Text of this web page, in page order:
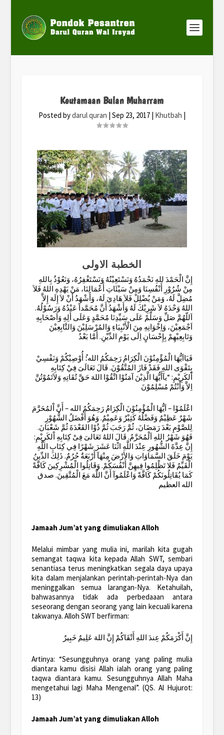
Keutamaan Bulan Muharram
Posted bydarul quran | Sep 23, 2017| Khutbah |
الخطبة الاولى
إِنَّ الْحَمْدَ للهِ نَحْمَدُهُ وَنَسْتَعِيْنُهُ وَنَسْتَغْفِرُهُ، وَنَعُوْذُ بِاللهِ
مِنْ شُرُوْرِ أَنْفُسِنَا وَمِنْ سَيْئَاتِ أَعْمَالِنَا، مَنْ يَهْدِهِ اللهُ فَلاَ
مُضِلَّ لَهُ، وَمَنْ يُضْلِلْ فَلاَ هَادِيَ لَهُ، وَأَشْهَدُ أَنْ لاَ إِلَهَ إِلاَّ
اللهُ وَحْدَهُ لاَ شَرِيْكَ لَهُ وَأَشْهَدُ أَنَّ مُحَمَّداً عَبْدُهُ وَرَسُوْلُهُ.
اَللّهُمَّ صَلِّ وَسَلِّمْ عَلَى سَيِّدِنَا مُحَمَّدٍ وَعَلَى أَلِهِ وَاَصْحَابِهِ
اَجْمَعِيْنَ، وَاِخْوَانِهِ مِنَ الْأَنْبِيَاءِ وَالمُرْسَلِيْنَ وَالتَّابِعِيْنَ
وَتَابِعِيْهِمْ بِإِحْسَانٍ اِلَى يَوْمِ الدِّيْنِ. أَمَّا بَعْدُ
فَيَااَيُّهَا الْمُؤْمِنُوْنَ الْكِرَامُ رَحِمَكُمُ الله:ُ أُوْصِيْكُمْ وَنَفْسِيْ
بِتَقْوَى اللهِ فَقَدْ فَازَ المُتَّقُوْنَ. قَالَ تَعَالَىَ فِيْ كِتَابِهِ
اْلكَرِيْمِ: “يآأَيُّهَا الَّذِيْنَ آمَنُوْا اتَّقُوْا اللهَ حَقَّ تُقَاتِهِ وَلاَتَمُوْتُنَّ
اِلاَّ وَأَنْتُمْ مُسْلِمُوْنَ
اعْلَمُوْا – اَيُّهَا الْمُؤْمِنُوْنَ الْكِرَامُ رَحِمَكُمُ الله – أَنَّ اْلمُحَرَّمَ
شَهْرٌ عَظِيْمٌ وَفَضْلُهُ كَثِيْرٌ وَعَمِيْمٌ. وَهُوَ أَفْضَلُ الشُّهُوْرِ
لِلصَّوْمِ بَعْدَ رَمَضَانَ، ثُمَّ رَجَبَ ثُمَّ ذُوْا القَعْدَةَ ثُمَّ شَعْبَانَ.
فَهُوَ شَهْرُ اللهِ اَلْمُحَرَّمُ. قَالَ اللهُ تَعَالىَ فِىْ كِتَابِهِ اْلكَرِيْمِ:
إِنَّ عِدَّةَ الشُّهُورِ عِنْدَ اللَّهِ اثْنَا عَشَرَ شَهْرًا فِي كِتَابِ اللَّهِ
يَوْمَ خَلَقَ السَّمَاوَاتِ وَالأرْضَ مِنْهَآ أَرْبَعَةٌ حُرُمٌ. ذَلِكَ الدِّينُ
الْقَيِّمُ فَلا تَظْلِمُوا فِيهِنَّ أَنْفُسَكُمْ. وَقَاتِلُوا الْمُشْرِكِينَ كَافَّةً
كَمَا يُقَاتِلُونَكُمْ كَافَّةً وَاعْلَمُوآ أَنَّ اللَّهَ مَعَ الْمُتَّقِينَ. صدق
الله العظيم
Jamaah Jum’at yang dimuliakan Alloh
Melalui mimbar yang mulia ini, marilah kita gugah
semangat taqwa kita kepada Allah SWT, sembari
senantiasa terus meningkatkan segala daya upaya
kita dalam menjalankan perintah-perintah-Nya dan
meninggalkan semua larangan-Nya. Ketahuilah,
bahwasannya tidak ada perbedaaan antara
seseorang dengan seorang yang lain kecuali karena
takwanya. Alloh SWT berfirman:
إِنَّ أَكْرَمَكُمْ عِندَ اللهِ أَتْقَاكُمْ إِنَّ اللهَ عَلِيمٌ خَبِيرٌ
Artinya: “Sesungguhnya orang yang paling mulia
diantara kamu disisi Allah ialah orang yang paling
taqwa diantara kamu. Sesungguhnya Allah Maha
mengetahui lagi Maha Mengenal”. (QS. Al Hujurot:
13)
Jamaah Jum’at yang dimuliakan Alloh